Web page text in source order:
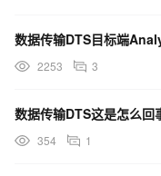
数据传输DTS目标端
2253 3
数据传输DTS这是怎么回
354 1